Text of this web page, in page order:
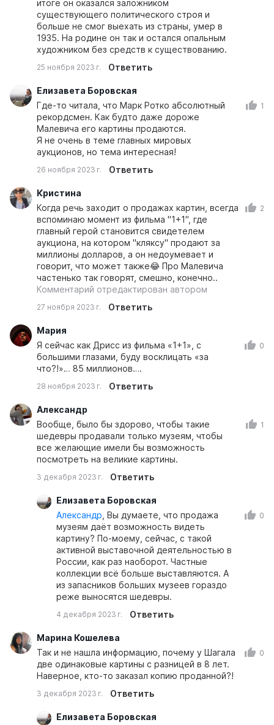
итоге он оказался заложником
существующего политического строя и
больше не смог выехать из страны, умер в
1935. На родине он так и остался опальным
художником без средств к существованию.
25 ноября 2023 г. Ответить
Елизавета Боровская
Где-то читала, что Марк Ротко абсолютный
рекордсмен. Как будто даже дороже
Малевича его картины продаются.
Я не очень в теме главных мировых
аукционов, но тема интересная!
1
26 ноября 2023 г. Ответить
Кристина
Когда речь заходит о продажах картин, всегда
вспоминаю момент из фильма "1+1", где
главный герой становится свидетелем
аукциона, на котором "кляксу" продают за
миллионы долларов, а он недоумевает и
говорит, что может также😂 Про Малевича
частенько так говорят, смешно, конечно..
Комментарий отредактирован автором
2
27 ноября 2023 г. Ответить
Мария
Я сейчас как Дрисс из фильма «1+1», с
большими глазами, буду восклицать «за
что?!»… 85 миллионов….
0
28 ноября 2023 г. Ответить
Александр
Вообще, было бы здорово, чтобы такие
шедевры продавали только музеям, чтобы
все желающие имели бы возможность
посмотреть на великие картины.
1
3 декабря 2023 г. Ответить
Елизавета Боровская
Александр , Вы думаете, что продажа
музеям даёт возможность видеть
картину? По-моему, сейчас, с такой
активной выставочной деятельностью в
России, как раз наоборот. Частные
коллекции всё больше выставляются. А
из запасников больших музеев гораздо
реже выносятся шедевры.
0
4 декабря 2023 г. Ответить
Марина Кошелева
Так и не нашла информацию, почему у Шагала
две одинаковые картины с разницей в 8 лет.
Наверное, кто-то заказал копию проданной?!
0
3 декабря 2023 г. Ответить
Елизавета Боровская